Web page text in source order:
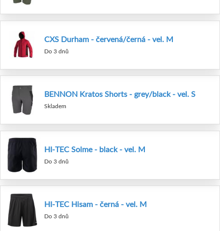
CXS Durham - červená/černá - vel. M
Do 3 dnů
BENNON Kratos Shorts - grey/black - vel. S
Skladem
HI-TEC Solme - black - vel. M
Do 3 dnů
HI-TEC Hisam - černá - vel. M
Do 3 dnů